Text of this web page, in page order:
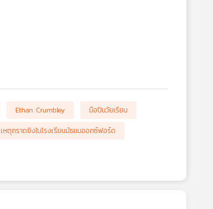
Ethan Crumbley
มือปืนวัยเรียน
เหตุกราดยิงในโรงเรียนมัธยมออกซ์ฟอร์ด